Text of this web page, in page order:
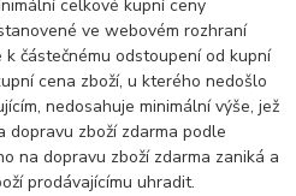
celkové kupní ceny
ve webovém rozhraní
částečnému odstoupení od kupní
cena zboží, u kterého nedošlo
nedosahuje minimální výše, jež
dopravu zboží zdarma podle
na dopravu zboží zdarma zaniká a
prodávajícímu uhradit.